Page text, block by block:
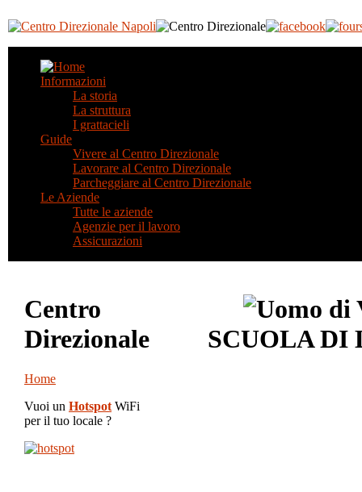
Informazioni
La storia
La struttura
I grattacieli
Guide
Vivere al Centro Direzionale
Lavorare al Centro Direzionale
Parcheggiare al Centro Direzionale
Le Aziende
Tutte le aziende
Agenzie per il lavoro
Assicurazioni
Centro
Direzionale
Home
Vuoi un Hotspot WiFi
per il tuo locale ?
SCUOLA DI